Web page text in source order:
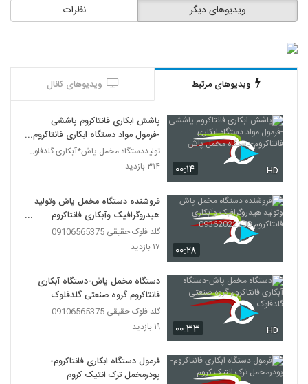
نظرات ویدیوهای دیگر
ویدیوهای مرتبط ویدیوهای کانال
۰۰:۱۴ HD
پاشش ابکاری فانتاکروم پاششی
-فرمول مواد دستگاه ابکاری فانتاکروم-
دستگاه مخمل پاش
تولیددستگاه مخمل پاش*آبکاری گلدفلوک 09106565375
۳۱۴ بازدید
۰۰:۲۸
فروشنده دستگاه مخمل پاش وتولید
هیدروگرافیک وآبکاری فانتاکروم
09362022208
گلد فلوک حقیقی 09106565375
۱۷ بازدید
۰۰:۳۳ HD
دستگاه مخمل پاش-دستگاه آبکاری
فانتاکروم گروه صنعتی گلدفلوک
گلد فلوک حقیقی 09106565375
۱۹ بازدید
فرمول دستگاه ابکاری فانتاکروم-
پودرمخمل ترک انتیک کروم